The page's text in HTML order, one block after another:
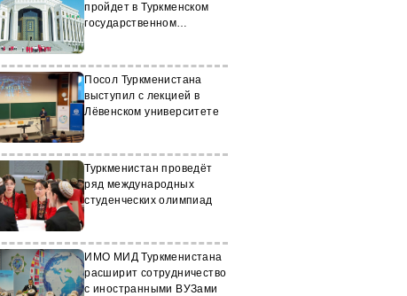
пройдет в Туркменском
государственном
Посол Туркменистана
выступил с лекцией в
Лёвенском университете
Туркменистан проведёт
ряд международных
студенческих олимпиад
ИМО МИД Туркменистана
расширит сотрудничество
с иностранными ВУЗами